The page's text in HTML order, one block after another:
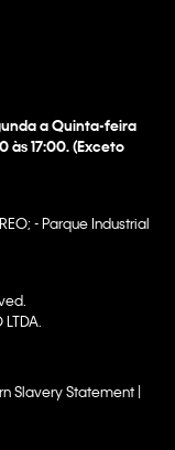
a Quinta-feira
às 17:00. (Exceto
- Parque Industrial
Slavery Statement |